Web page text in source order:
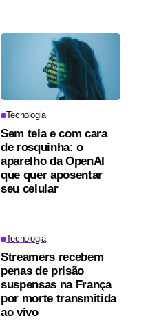
Tecnologia
Sem tela e com cara
de rosquinha: o
aparelho da OpenAI
que quer aposentar
seu celular
Tecnologia
Streamers recebem
penas de prisão
suspensas na França
por morte transmitida
ao vivo